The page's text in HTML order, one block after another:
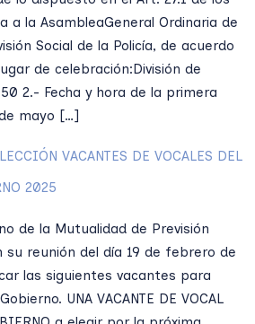
a la AsambleaGeneral Ordinaria de
Social de la Policía, de acuerdo
de celebración:División de
2.- Fecha y hora de la primera
mayo […]
VACANTES DE VOCALES DEL
2025
de la Mutualidad de Previsión
su reunión del día 19 de febrero de
las siguientes vacantes para
UNA VACANTE DE VOCAL